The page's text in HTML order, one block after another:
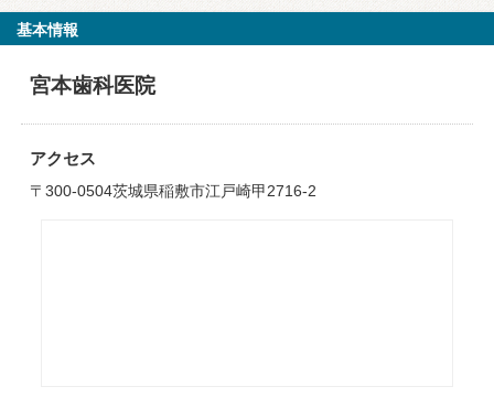
基本情報
宮本歯科医院
アクセス
〒300-0504茨城県稲敷市江戸崎甲2716-2